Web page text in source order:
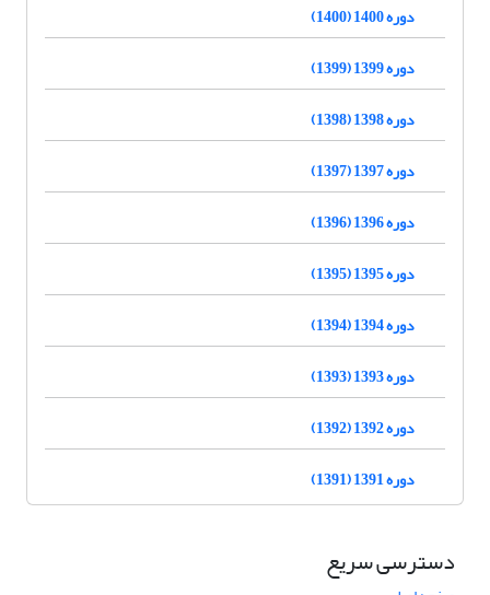
دوره 1400 (1400)
دوره 1399 (1399)
دوره 1398 (1398)
دوره 1397 (1397)
دوره 1396 (1396)
دوره 1395 (1395)
دوره 1394 (1394)
دوره 1393 (1393)
دوره 1392 (1392)
دوره 1391 (1391)
دسترسی سریع